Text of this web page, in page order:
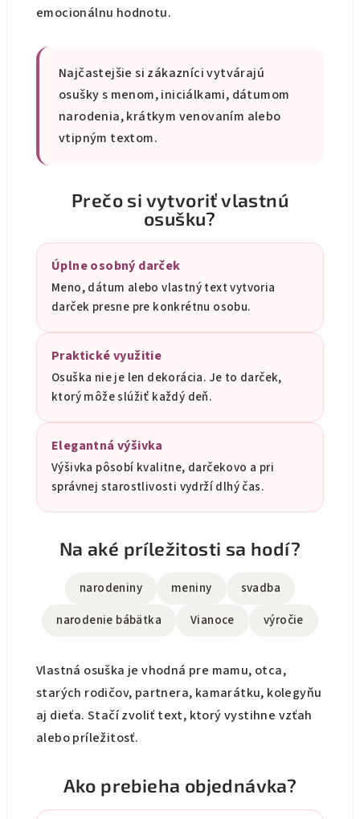
emocionálnu hodnotu.
Najčastejšie si zákazníci vytvárajú
osušky s menom, iniciálkami, dátumom
narodenia, krátkym venovaním alebo
vtipným textom.
Prečo si vytvoriť vlastnú
osušku?
Úplne osobný darček
Meno, dátum alebo vlastný text vytvoria
darček presne pre konkrétnu osobu.
Praktické využitie
Osuška nie je len dekorácia. Je to darček,
ktorý môže slúžiť každý deň.
Elegantná výšivka
Výšivka pôsobí kvalitne, darčekovo a pri
správnej starostlivosti vydrží dlhý čas.
Na aké príležitosti sa hodí?
narodeniny meniny
svadba
narodenie bábätka
Vianoce výročie
Vlastná osuška je vhodná pre mamu, otca,
starých rodičov, partnera, kamarátku, kolegyňu
aj dieťa. Stačí zvoliť text, ktorý vystihne vzťah
alebo príležitosť.
Ako prebieha objednávka?